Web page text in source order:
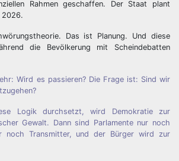
Rahmen geschaffen. Der Staat plant
2026.
Das ist Planung. Und diese
die Bevölkerung mit Scheindebatten
Wird es passieren? Die Frage ist: Sind wir
Logik durchsetzt, wird Demokratie zur
Gewalt. Dann sind Parlamente nur noch
noch Transmitter, und der Bürger wird zur